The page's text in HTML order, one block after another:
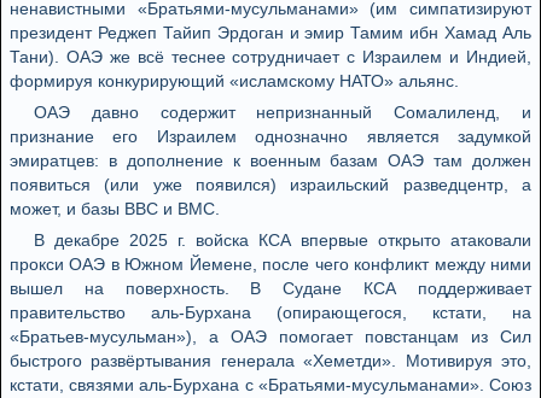
ненавистными «Братьями-мусульманами» (им симпатизируют
президент Реджеп Тайип Эрдоган и эмир Тамим ибн Хамад Аль
Тани). ОАЭ же всё теснее сотрудничает с Израилем и Индией,
формируя конкурирующий «исламскому НАТО» альянс.
ОАЭ давно содержит непризнанный Сомалиленд, и
признание его Израилем однозначно является задумкой
эмиратцев: в дополнение к военным базам ОАЭ там должен
появиться (или уже появился) израильский разведцентр, а
может, и базы ВВС и ВМС.
В декабре 2025 г. войска КСА впервые открыто атаковали
прокси ОАЭ в Южном Йемене, после чего конфликт между ними
вышел на поверхность. В Судане КСА поддерживает
правительство аль-Бурхана (опирающегося, кстати, на
«Братьев-мусульман»), а ОАЭ помогает повстанцам из Сил
быстрого развёртывания генерала «Хеметди». Мотивируя это,
кстати, связями аль-Бурхана с «Братьями-мусульманами». Союз